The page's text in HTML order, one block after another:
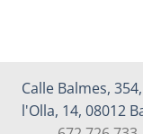
Calle Balmes,
l'Olla, 14, 08012